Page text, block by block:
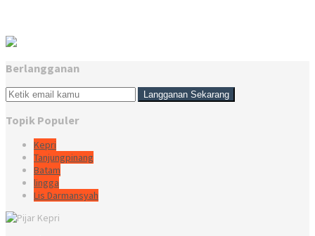
Berlangganan
Topik Populer
Kepri
Tanjungpinang
Batam
lingga
Lis Darmansyah